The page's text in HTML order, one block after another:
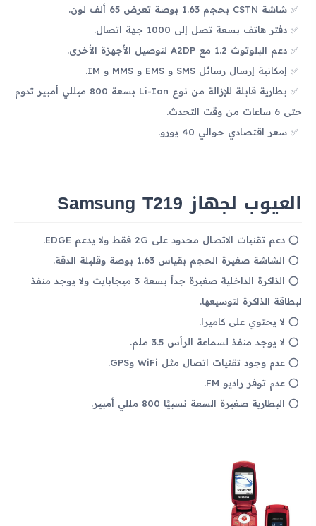
شاشة CSTN بحجم 1.63 بوصة تعرض 65 ألف لون.
دفتر هاتف بسعة تصل إلى 1000 جهة اتصال.
دعم البلوتوث 1.2 مع A2DP لتوصيل الأجهزة الأخرى.
إمكانية إرسال رسائل SMS و EMS و MMS و IM.
بطارية قابلة للإزالة من نوع Li-Ion بسعة 800 ميللي أمبير تدوم
حتى 6 ساعات من وقت التحدث.
سعر اقتصادي حوالي 40 يورو.
العيوب لجهاز Samsung T219
دعم تقنيات الاتصال محدود على 2G فقط ولا يدعم EDGE.
الشاشة صغيرة الحجم بقياس 1.63 بوصة وقليلة الدقة.
الذاكرة الداخلية صغيرة جداً بسعة 3 ميجابايت ولا يوجد منفذ
لبطاقة الذاكرة لتوسيعها.
لا يحتوي على كاميرا.
لا يوجد منفذ لسماعة الرأس 3.5 ملم.
عدم وجود تقنيات اتصال مثل WiFi وGPS.
عدم توفر راديو FM.
البطارية صغيرة السعة نسبيًا 800 مللي أمبير.